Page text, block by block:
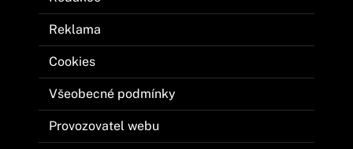
Reklama
Cookies
Všeobecné podmínky
Provozovatel webu